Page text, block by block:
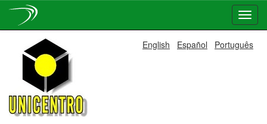
navigation
English Español Português